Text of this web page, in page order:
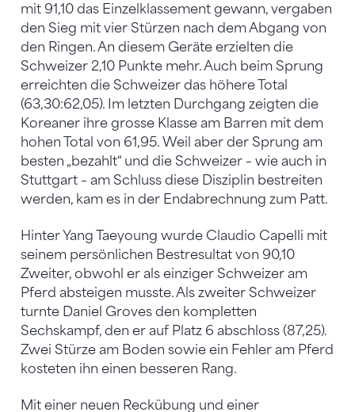
mit 91,10 das Einzelklassement gewann, vergaben
den Sieg mit vier Stürzen nach dem Abgang von
den Ringen. An diesem Geräte erzielten die
Schweizer 2,10 Punkte mehr. Auch beim Sprung
erreichten die Schweizer das höhere Total
(63,30:62,05). Im letzten Durchgang zeigten die
Koreaner ihre grosse Klasse am Barren mit dem
hohen Total von 61,95. Weil aber der Sprung am
besten „bezahlt“ und die Schweizer – wie auch in
Stuttgart – am Schluss diese Disziplin bestreiten
werden, kam es in der Endabrechnung zum Patt.
Hinter Yang Taeyoung wurde Claudio Capelli mit
seinem persönlichen Bestresultat von 90,10
Zweiter, obwohl er als einziger Schweizer am
Pferd absteigen musste. Als zweiter Schweizer
turnte Daniel Groves den kompletten
Sechskampf, den er auf Platz 6 abschloss (87,25).
Zwei Stürze am Boden sowie ein Fehler am Pferd
kosteten ihn einen besseren Rang.
Mit einer neuen Reckübung und einer